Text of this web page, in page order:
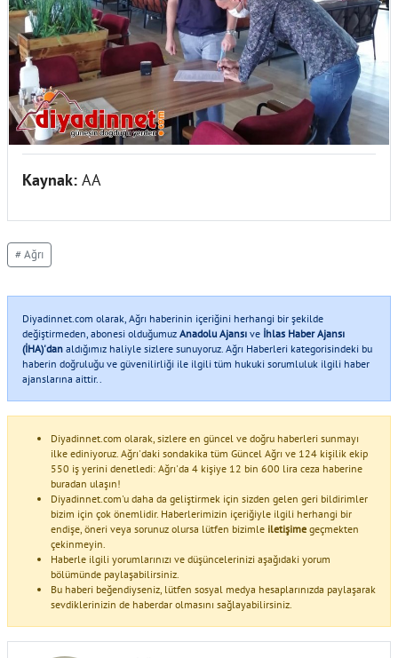
Kaynak: AA
# Ağrı
Diyadinnet.com olarak, Ağrı haberinin içeriğini herhangi bir şekilde
değiştirmeden, abonesi olduğumuz Anadolu Ajansı ve İhlas Haber Ajansı
(İHA)'dan aldığımız haliyle sizlere sunuyoruz. Ağrı Haberleri kategorisindeki bu
haberin doğruluğu ve güvenilirliği ile ilgili tüm hukuki sorumluluk ilgili haber
ajanslarına aittir..
Diyadinnet.com olarak, sizlere en güncel ve doğru haberleri sunmayı
ilke ediniyoruz. Ağrı'daki sondakika tüm Güncel Ağrı ve 124 kişilik ekip
550 iş yerini denetledi: Ağrı'da 4 kişiye 12 bin 600 lira ceza haberine
buradan ulaşın!
Diyadinnet.com'u daha da geliştirmek için sizden gelen geri bildirimler
bizim için çok önemlidir. Haberlerimizin içeriğiyle ilgili herhangi bir
endişe, öneri veya sorunuz olursa lütfen bizimle iletişime geçmekten
çekinmeyin.
Haberle ilgili yorumlarınızı ve düşüncelerinizi aşağıdaki yorum
bölümünde paylaşabilirsiniz.
Bu haberi beğendiyseniz, lütfen sosyal medya hesaplarınızda paylaşarak
sevdiklerinizin de haberdar olmasını sağlayabilirsiniz.